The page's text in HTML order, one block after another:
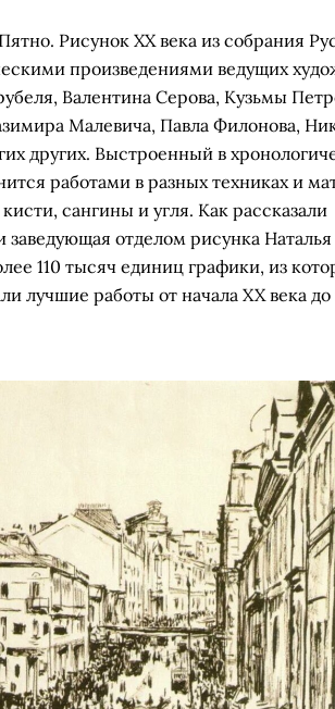
Рисунок ХХ века из собрания
произведениями ведущих
Валентина Серова, Кузьмы
Малевича, Павла Филонова,
других. Выстроенный в
работами в разных техниках и
сангины и угля. Как рассказали
отделом рисунка Наталья
110 тысяч единиц графики, из
лучшие работы от начала XX века до